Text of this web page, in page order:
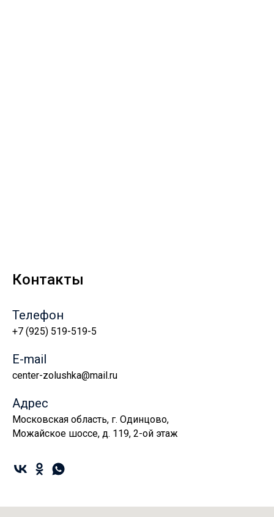
Контакты
Телефон
+7 (925) 519-519-5
E-mail
center-zolushka@mail.ru
Адрес
Московская область, г. Одинцово,
Можайское шоссе, д. 119, 2-ой этаж